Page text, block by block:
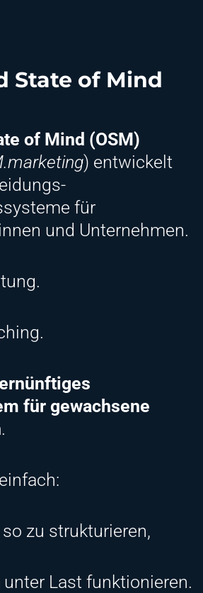
State of Mind
of Mind (OSM)
) entwickelt
für
und Unternehmen.
für gewachsene
.
zu strukturieren,
Last funktionieren.